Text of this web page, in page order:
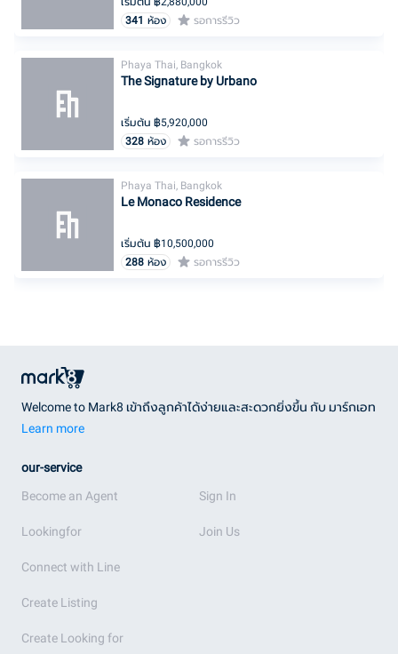
341 ห้อง รอการรีวิว
Phaya Thai, Bangkok
The Signature by Urbano
เริ่มต้น ฿5,920,000
328 ห้อง รอการรีวิว
Phaya Thai, Bangkok
Le Monaco Residence
เริ่มต้น ฿10,500,000
288 ห้อง รอการรีวิว
Welcome to Mark8 เข้าถึงลูกค้าได้ง่ายและสะดวกยิ่งขึ้น กับ มาร์กเอท
Learn more
our-service
Become an Agent
Lookingfor
Connect with Line
Create Listing
Create Looking for
Sign In
Join Us